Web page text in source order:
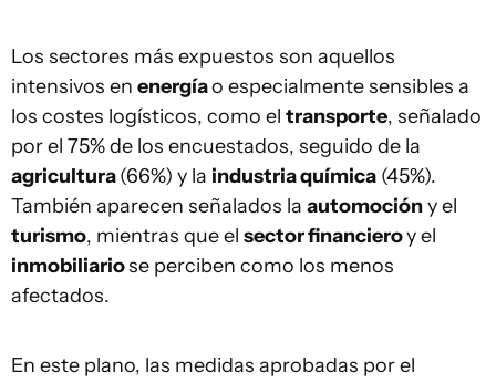
Los sectores más expuestos son aquellos
intensivos en energíao especialmente sensibles a
los costes logísticos, como el transporte, señalado
por el 75% de los encuestados, seguido de la
agricultura(66%) y la industria química (45%).
También aparecen señalados la automocióny el
turismo, mientras que el sector financieroy el
inmobiliariose perciben como los menos
afectados.
En este plano, las medidas aprobadas por el